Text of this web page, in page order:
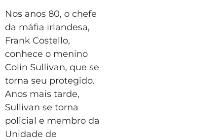
Nos anos 80, o chefe
da máfia irlandesa,
Frank Costello,
conhece o menino
Colin Sullivan, que se
torna seu protegido.
Anos mais tarde,
Sullivan se torna
policial e membro da
Unidade de